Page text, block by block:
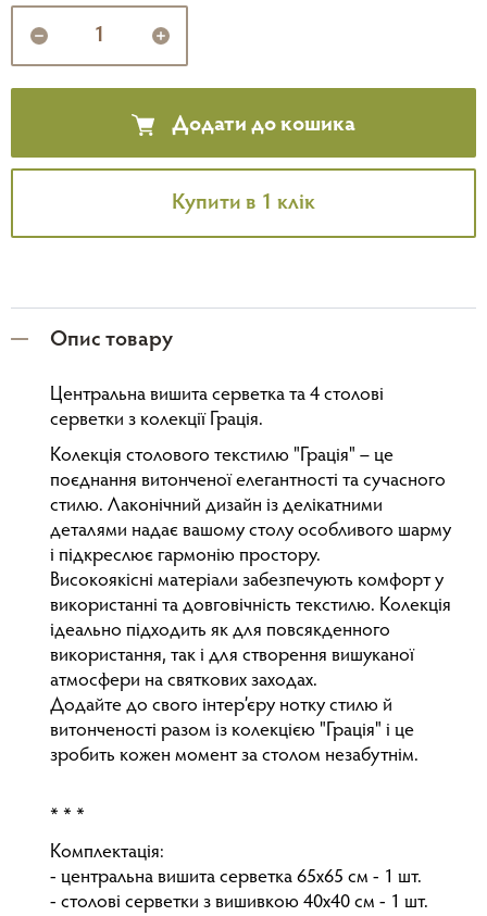
Додати до кошика
Купити в 1 клік
Опис товару
Центральна вишита серветка та 4 столові
серветки з колекції Грація.
Колекція столового текстилю "Грація" – це
поєднання витонченої елегантності та сучасного
стилю. Лаконічний дизайн із делікатними
деталями надає вашому столу особливого шарму
і підкреслює гармонію простору.
Високоякісні матеріали забезпечують комфорт у
використанні та довговічність текстилю. Колекція
ідеально підходить як для повсякденного
використання, так і для створення вишуканої
атмосфери на святкових заходах.
Додайте до свого інтер’єру нотку стилю й
витонченості разом із колекцією "Грація" і це
зробить кожен момент за столом незабутнім.
* * *
Комплектація:
- центральна вишита серветка 65x65 см - 1 шт.
- столові серветки з вишивкою 40x40 см - 1 шт.